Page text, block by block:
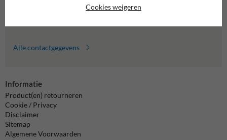
Alle contactgegevens
Informatie
Product(en) retourneren
Cookie / Privacy
Disclaimer
Sitemap
Algemene Voorwaarden
Cookies weigeren